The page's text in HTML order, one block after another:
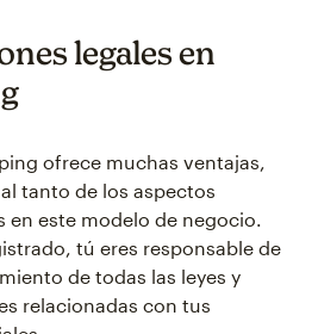
legales en
ofrece muchas ventajas,
tanto de los aspectos
en este modelo de negocio.
tú eres responsable de
de todas las leyes y
relacionadas con tus